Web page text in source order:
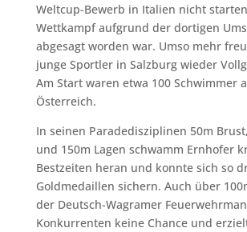
Weltcup-Bewerb in Italien nicht
Wettkampf aufgrund der dortigen
abgesagt worden war. Umso mehr
junge Sportler in Salzburg wieder
Am Start waren etwa 100 Schwimmer
Österreich.
In seinen Paradedisziplinen 50m
und 150m Lagen schwamm Ernhofer
Bestzeiten heran und konnte sich so
Goldmedaillen sichern. Auch über
der Deutsch-Wagramer
Konkurrenten keine Chance und